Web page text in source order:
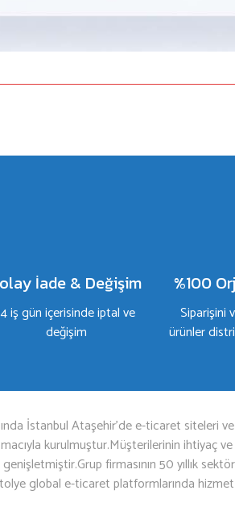
yapın!
İade & Değişim
iş gün içerisinde iptal ve
değişim
%100
Siparişini
ürünler
İstanbul Ataşehir’de e-ticaret siteleri
kurulmuştur.Müşterilerinin ihtiyaç
firmasının 50 yıllık
global e-ticaret platformlarında